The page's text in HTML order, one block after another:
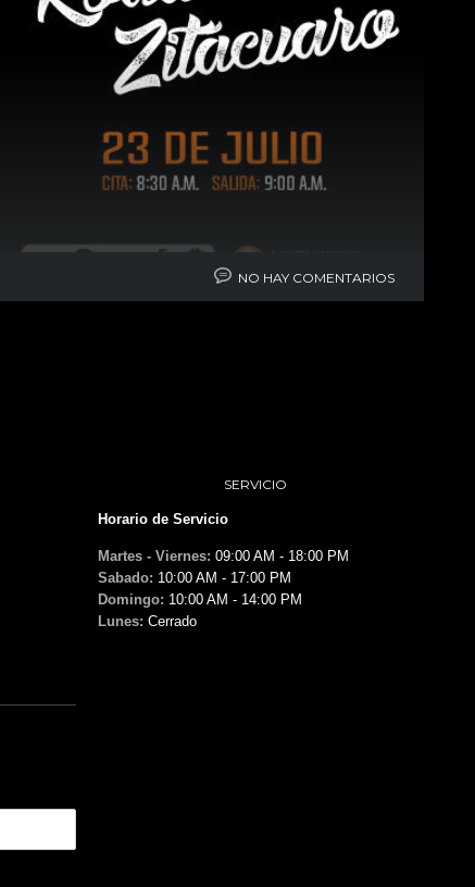
NO HAY COMENTARIOS
SERVICIO
Horario de Servicio
Martes - Viernes: 09:00 AM - 18:00 PM
Sabado: 10:00 AM - 17:00 PM
Domingo: 10:00 AM - 14:00 PM
Lunes: Cerrado